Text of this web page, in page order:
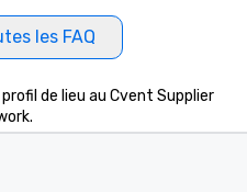
les FAQ
de lieu au Cvent Supplier